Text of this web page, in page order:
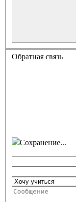
Обратная связь
Сохранение...